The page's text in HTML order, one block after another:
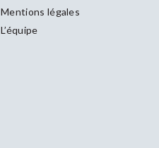
Mentions légales
L’équipe